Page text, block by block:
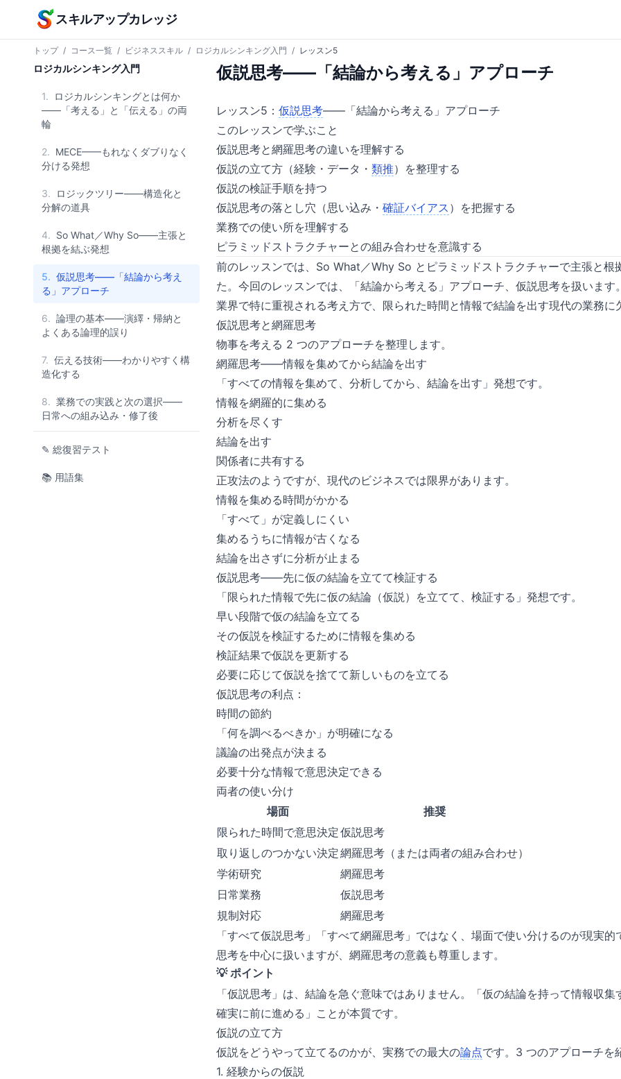
本文へスキップ
スキルアップカレッジ
トップ / コース一覧 / ビジネススキル / ロジカルシンキング入門 / レッスン5
ロジカルシンキング入門
1.
ロジカルシンキングとは何か
——「考える」と「伝える」の両
輪
2. MECE——もれなくダブりなく
分ける発想
3.
ロジックツリー——構造化と
分解の道具
4. So What／Why So——主張と
根拠を結ぶ発想
5. 仮説思考——「結論から考え
る」アプローチ
6. 論理の基本——演繹・帰納と
よくある論理的誤り
7. 伝える技術——わかりやすく構
造化する
8. 業務での実践と次の選択——
日常への組み込み・修了後
✎ 総復習テスト
📚 用語集
仮説思考——「結論から考える」アプローチ
レッスン5： 仮説思考——「結論から考える」アプローチ
このレッスンで学ぶこと
仮説思考と網羅思考の違いを理解する
仮説の立て方（経験・データ・ 類推）を整理する
仮説の検証手順を持つ
仮説思考の落とし穴（思い込み・ 確証バイアス ）を把握する
業務での使い所を理解する
ピラミッドストラクチャーとの組み合わせを意識する
前のレッスンでは、So What／Why So とピラミッドストラクチャーで主張と根
た。今回のレッスンでは、「結論から考える」アプローチ、仮説思考を扱います
業界で特に重視される考え方で、限られた時間と情報で結論を出す現代の業務に
仮説思考と網羅思考
物事を考える 2 つのアプローチを整理します。
網羅思考——情報を集めてから結論を出す
「すべての情報を集めて、分析してから、結論を出す」発想です。
情報を網羅的に集める
分析を尽くす
結論を出す
関係者に共有する
正攻法のようですが、現代のビジネスでは限界があります。
情報を集める時間がかかる
「すべて」が定義しにくい
集めるうちに情報が古くなる
結論を出さずに分析が止まる
仮説思考——先に仮の結論を立てて検証する
「限られた情報で先に仮の結論（仮説）を立てて、検証する」発想です。
早い段階で仮の結論を立てる
その仮説を検証するために情報を集める
検証結果で仮説を更新する
必要に応じて仮説を捨てて新しいものを立てる
仮説思考の利点：
時間の節約
「何を調べるべきか」が明確になる
議論の出発点が決まる
必要十分な情報で意思決定できる
両者の使い分け
場面
推奨
限られた時間で意思決定仮説思考
取り返しのつかない決定網羅思考（または両者の組み合わせ）
学術研究
網羅思考
日常業務
仮説思考
規制対応
網羅思考
「すべて仮説思考」「すべて網羅思考」ではなく、場面で使い分けるのが現実
思考を中心に扱いますが、網羅思考の意義も尊重します。
💡 ポイント
「仮説思考」は、結論を急ぐ意味ではありません。「仮の結論を持って情報収
確実に前に進める」ことが本質です。
仮説の立て方
仮説をどうやって立てるのかが、実務での最大の論点です。3 つのアプローチを
1. 経験からの仮説